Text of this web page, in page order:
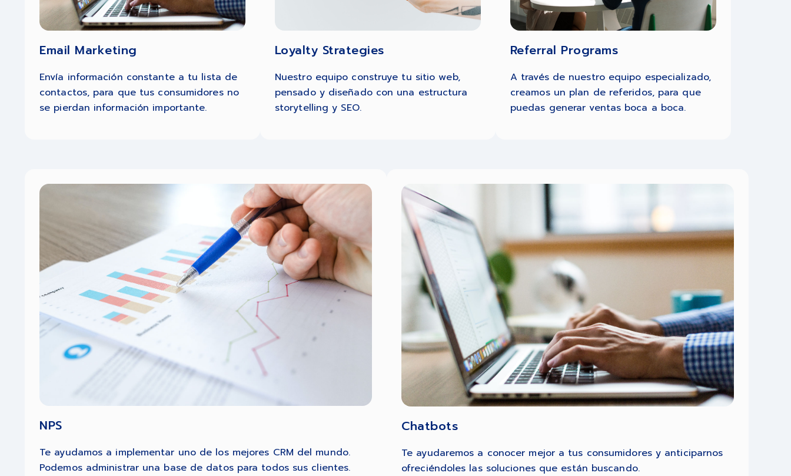
Email Marketing
Envía información constante a tu lista de
contactos, para que tus consumidores no
se pierdan información importante.
Loyalty Strategies
Nuestro equipo construye tu sitio web,
pensado y diseñado con una estructura
storytelling y SEO.
Referral Programs
A través de nuestro equipo especializado,
creamos un plan de referidos, para que
puedas generar ventas boca a boca.
NPS
Te ayudamos a implementar uno de los mejores CRM del mundo.
Podemos administrar una base de datos para todos sus clientes.
Chatbots
Te ayudaremos a conocer mejor a tus consumidores y anticiparnos
ofreciéndoles las soluciones que están buscando.